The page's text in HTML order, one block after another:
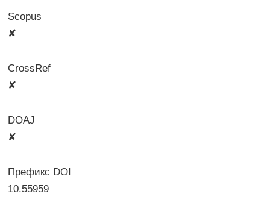
Scopus
✘
CrossRef
✘
DOAJ
✘
Префикс DOI
10.55959